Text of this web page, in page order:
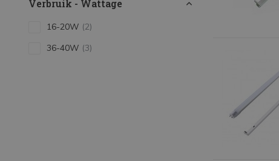
Verbruik - Wattage
16-20W (2)
36-40W (3)